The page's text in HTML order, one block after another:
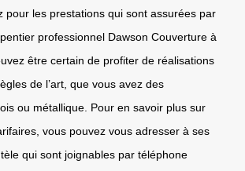
pour les prestations qui sont assurées par
professionnel Dawson Couverture à
être certain de profiter de réalisations
de l’art, que vous avez des
ou métallique. Pour en savoir plus sur
vous pouvez vous adresser à ses
qui sont joignables par téléphone